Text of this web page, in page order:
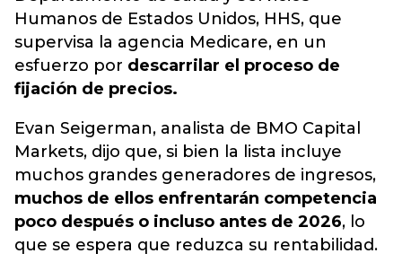
Humanos de Estados Unidos, HHS, que
supervisa la agencia Medicare, en un
esfuerzo por descarrilar el proceso de
fijación de precios.
Evan Seigerman, analista de BMO Capital
Markets, dijo que, si bien la lista incluye
muchos grandes generadores de ingresos,
muchos de ellos enfrentarán competencia
poco después o incluso antes de 2026, lo
que se espera que reduzca su rentabilidad.